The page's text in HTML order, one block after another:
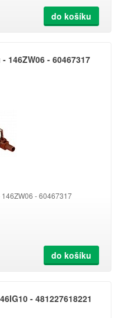
do košíku
146ZW06 - 60467317
- 60467317
do košíku
- 481227618221